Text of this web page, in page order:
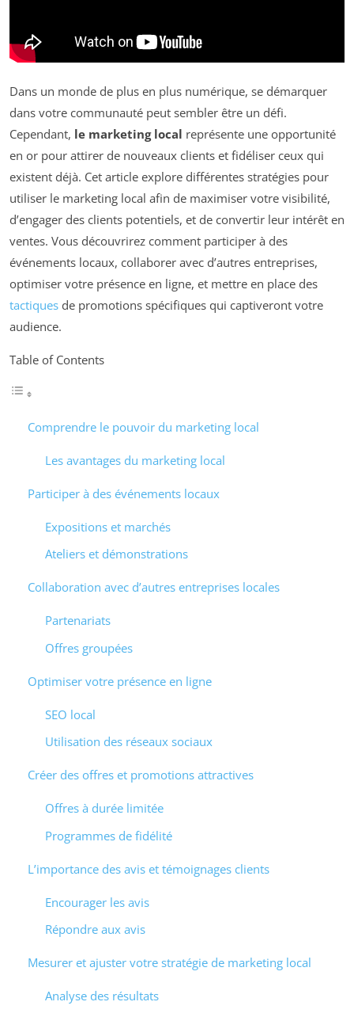
Dans un monde de plus en plus numérique, se démarquer
dans votre communauté peut sembler être un défi.
Cependant, le marketing local représente une opportunité
en or pour attirer de nouveaux clients et fidéliser ceux qui
existent déjà. Cet article explore différentes stratégies pour
utiliser le marketing local afin de maximiser votre visibilité,
d’engager des clients potentiels, et de convertir leur intérêt en
ventes. Vous découvrirez comment participer à des
événements locaux, collaborer avec d’autres entreprises,
optimiser votre présence en ligne, et mettre en place des
tactiques de promotions spécifiques qui captiveront votre
audience.
Table of Contents
Comprendre le pouvoir du marketing local
Les avantages du marketing local
Participer à des événements locaux
Expositions et marchés
Ateliers et démonstrations
Collaboration avec d’autres entreprises locales
Partenariats
Offres groupées
Optimiser votre présence en ligne
SEO local
Utilisation des réseaux sociaux
Créer des offres et promotions attractives
Offres à durée limitée
Programmes de fidélité
L’importance des avis et témoignages clients
Encourager les avis
Répondre aux avis
Mesurer et ajuster votre stratégie de marketing local
Analyse des résultats